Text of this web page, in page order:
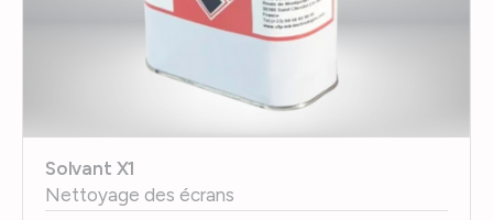
Solvant X1
Nettoyage des écrans